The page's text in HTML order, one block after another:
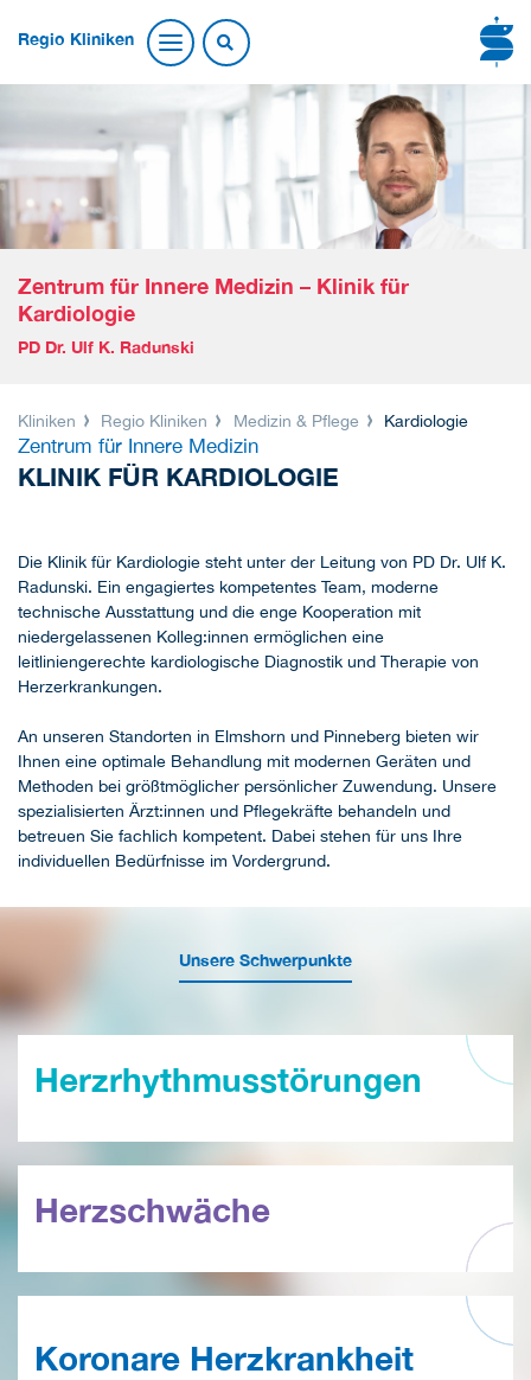
Regio Kliniken
Zentrum für Innere Medizin – Klinik für
Kardiologie
PD Dr. Ulf K. Radunski
Kliniken Regio Kliniken Medizin & Pflege Kardiologie
Zentrum für Innere Medizin
KLINIK FÜR KARDIOLOGIE
Die Klinik für Kardiologie steht unter der Leitung von PD Dr. Ulf K.
Radunski. Ein engagiertes kompetentes Team, moderne
technische Ausstattung und die enge Kooperation mit
niedergelassenen Kolleg:innen ermöglichen eine
leitliniengerechte kardiologische Diagnostik und Therapie von
Herzerkrankungen.
An unseren Standorten in Elmshorn und Pinneberg bieten wir
Ihnen eine optimale Behandlung mit modernen Geräten und
Methoden bei größtmöglicher persönlicher Zuwendung. Unsere
spezialisierten Ärzt:innen und Pflegekräfte behandeln und
betreuen Sie fachlich kompetent. Dabei stehen für uns Ihre
individuellen Bedürfnisse im Vordergrund.
Unsere Schwerpunkte
Herzrhythmusstörungen
Herzschwäche
Koronare Herzkrankheit